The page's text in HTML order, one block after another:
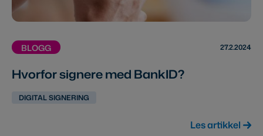
BLOGG 27.2.2024
Hvorfor signere med BankID?
DIGITAL SIGNERING
Les artikkel